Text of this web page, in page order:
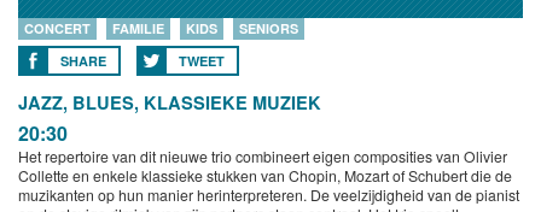
CONCERT FAMILIE KIDS
SENIORS
SHARE
TWEET
JAZZ, BLUES, KLASSIEKE MUZIEK
20:30
Het repertoire van dit nieuwe trio combineert eigen composities van Olivier
Collette en enkele klassieke stukken van Chopin, Mozart of Schubert die de
muzikanten op hun manier herinterpreteren. De veelzijdigheid van de pianist